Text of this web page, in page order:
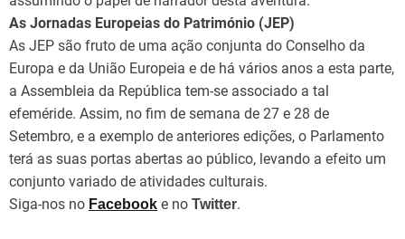
As Jornadas Europeias do Património (JEP)
As JEP são fruto de uma ação conjunta do Conselho da
Europa e da União Europeia e de há vários anos a esta parte,
a Assembleia da República tem-se associado a tal
efeméride. Assim, no fim de semana de 27 e 28 de
Setembro, e a exemplo de anteriores edições, o Parlamento
terá as suas portas abertas ao público, levando a efeito um
conjunto variado de atividades culturais.
Siga-nos no Facebook e no Twitter.